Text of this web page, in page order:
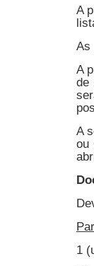
A
As
A
de
A
ou
1